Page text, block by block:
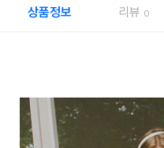
상품정보 리뷰 0